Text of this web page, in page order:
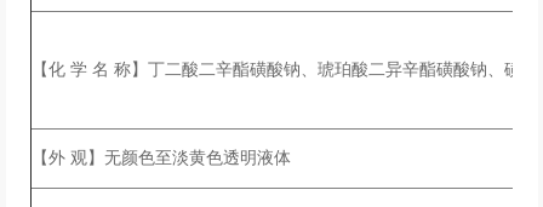
【化 学 名 称】丁二酸二辛酯磺酸钠、琥珀酸二异辛酯磺酸钠、磺
【外 观】无颜色至淡黄色透明液体